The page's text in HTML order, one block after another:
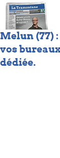
Melun (77)
vos
dédiée.